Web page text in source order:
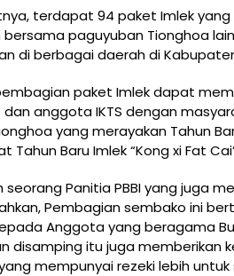
terdapat 94 paket Imlek yang
bersama paguyuban Tionghoa
di berbagai daerah di
paket Imlek dapat
anggota IKTS dengan
yang merayakan Tahun
Baru Imlek “Kong xi Fat
Panitia PBBI yang juga
Pembagian sembako ini
Anggota yang beragama
disamping itu juga memberikan
mempunyai rezeki lebih